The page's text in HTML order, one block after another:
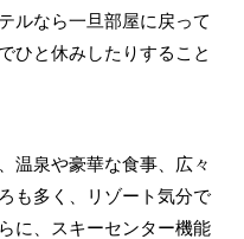
ルなら一旦部屋に戻って
ひと休みしたりすること
温泉や豪華な食事、広々
も多く、リゾート気分で
に、スキーセンター機能